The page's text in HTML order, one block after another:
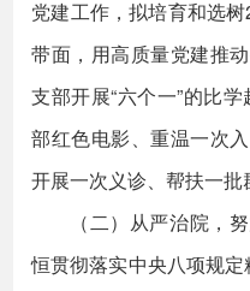
党建工作，拟培育和选
带面，用高质量党建推
支部开展“六个一”的比
部红色电影、重温一次
开展一次义诊、帮扶一批
（二）从严治院，
恒贯彻落实中央八项规定